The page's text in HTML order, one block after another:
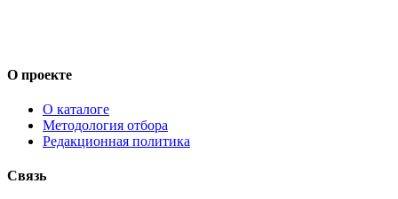
О проекте
О каталоге
Методология отбора
Редакционная политика
Связь